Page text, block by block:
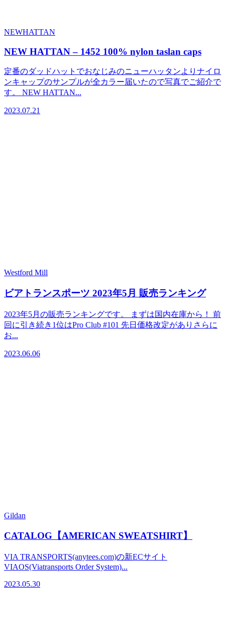
NEWHATTAN
NEW HATTAN – 1452 100% nylon taslan caps
定番のダッドハットでおなじみのニューハッタンよりナイロ
ンキャップのサンプルが全カラー届いたので写真でご紹介で
す。 NEW HATTAN...
2023.07.21
Westford Mill
ビアトランスポーツ 2023年5月 販売ランキング
2023年5月の販売ランキングです。 まずは国内在庫から！ 前
回に引き続き1位はPro Club #101 先日価格改定がありさらに
お...
2023.06.06
Gildan
CATALOG【AMERICAN SWEATSHIRT】
VIA TRANSPORTS(anytees.com)の新ECサイト
VIAOS(Viatransports Order System)...
2023.05.30